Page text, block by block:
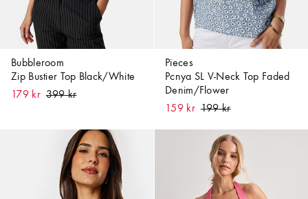
Bubbleroom
Zip Bustier Top Black/White
179 kr
Pieces
Pcnya SL V-Neck Top Faded
Denim/Flower
159 kr